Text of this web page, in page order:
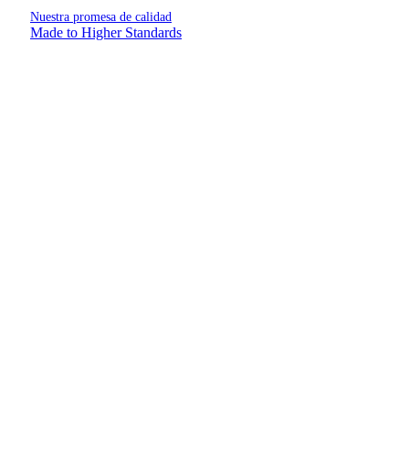
Nuestra promesa de calidad
Made to Higher Standards